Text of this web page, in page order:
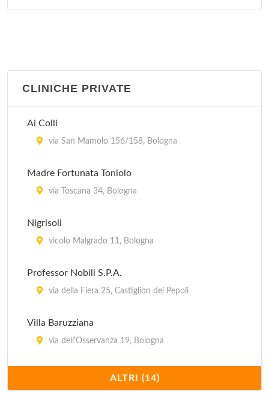
CLINICHE PRIVATE
Ai Colli
via San Mamolo 156/158, Bologna
Madre Fortunata Toniolo
via Toscana 34, Bologna
Nigrisoli
vicolo Malgrado 11, Bologna
Professor Nobili S.P.A.
via della Fiera 25, Castiglion dei Pepoli
Villa Baruzziana
via dell'Osservanza 19, Bologna
via Bellombra 24, Bologna
ALTRI (14)